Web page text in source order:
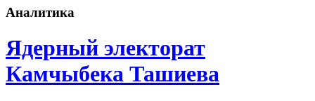
Аналитика
Ядерный электорат
Камчыбека Ташиева